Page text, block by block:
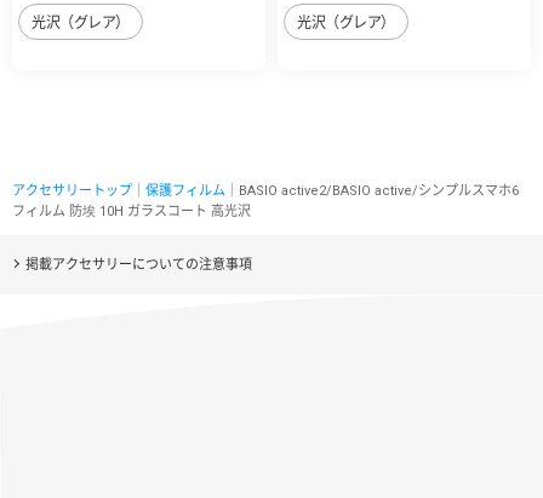
光沢（グレア） 光沢（グレア）
アクセサリートップ 保護フィルム ｜BASIO active2/BASIO active/シンプルスマホ6
フィルム 防埃 10H ガラスコート 高光沢
掲載アクセサリーについての注意事項